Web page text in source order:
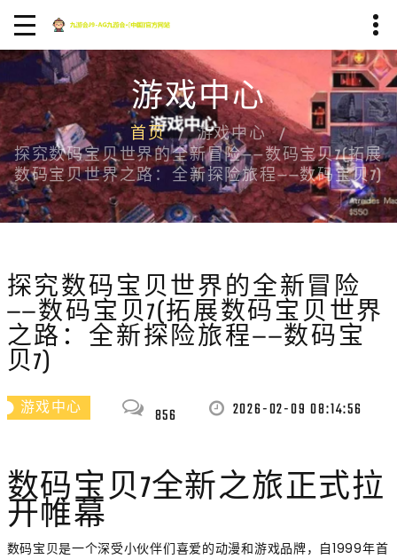
游戏中心
首页
游戏中心
探究数码宝贝世界的全新冒险——数码宝贝7(拓展
数码宝贝世界之路：全新探险旅程——数码宝贝7)
探究数码宝贝世界的全新冒险
——数码宝贝7(拓展数码宝贝世界
之路：全新探险旅程——数码宝
贝7)
游戏中心 856 2026-02-09 08:14:56
数码宝贝7全新之旅正式拉
开帷幕
数码宝贝是一个深受小伙伴们喜爱的动漫和游戏品牌，自1999年首